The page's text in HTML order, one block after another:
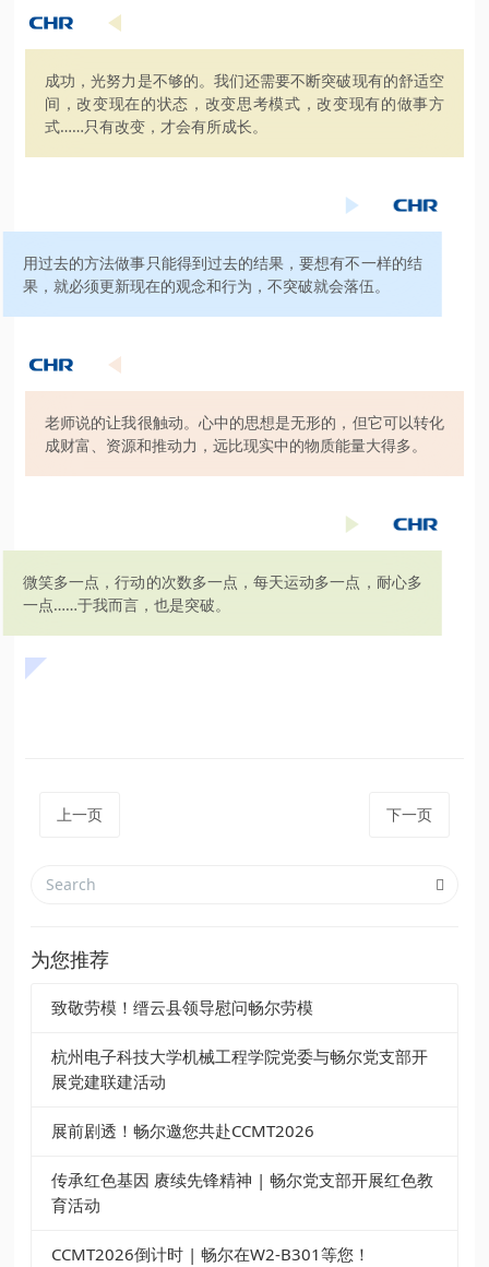
成功，光努力是不够的。我们还需要不断突破现有的舒适空
间，改变现在的状态，改变思考模式，改变现有的做事方
式……只有改变，才会有所成长。
用过去的方法做事只能得到过去的结果，要想有不一样的结
果，就必须更新现在的观念和行为，不突破就会落伍。
老师说的让我很触动。心中的思想是无形的，但它可以转化
成财富、资源和推动力，远比现实中的物质能量大得多。
微笑多一点，行动的次数多一点，每天运动多一点，耐心多
一点……于我而言，也是突破。
上一页 下一页
为您推荐
致敬劳模！缙云县领导慰问畅尔劳模
杭州电子科技大学机械工程学院党委与畅尔党支部开
展党建联建活动
展前剧透！畅尔邀您共赴CCMT2026
传承红色基因 赓续先锋精神 | 畅尔党支部开展红色教
育活动
CCMT2026倒计时 | 畅尔在W2-B301等您！